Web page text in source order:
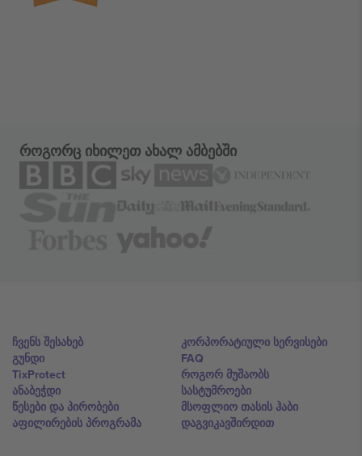
როგორც იხილეთ ახალ ამბებში
ჩვენს შესახებ
გუნდი
TixProtect
ანაბეჭდი
წესები და პირობები
აფილირების პროგრამა
კორპორატიული სერვისები
FAQ
როგორ მუშაობს
სასტუმროები
მსოფლიო თასის ჰაბი
დაგვიკავშირდით